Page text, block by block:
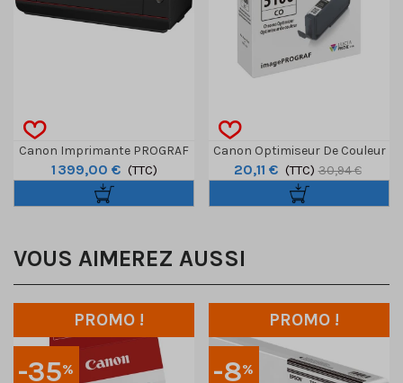
Canon Imprimante PROGRAF
PRO-1100
1 399,00 € (TTC)
Canon Optimiseur De Couleur
Pour Prograf PRO-310 - 14,4ml
20,11 € (TTC) 30,94 €
VOUS AIMEREZ AUSSI
-35%
PROMO !
-8%
PROMO !